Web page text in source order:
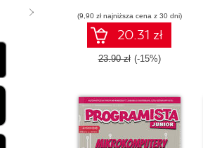
(9,90 zł najniższa cena z 30 dni)
20.31 zł
23.90 zł (-15%)